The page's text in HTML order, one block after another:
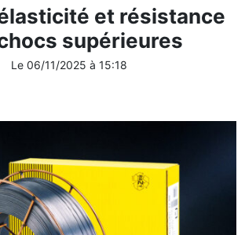
et résistance
supérieures
Le 06/11/2025 à 15:18